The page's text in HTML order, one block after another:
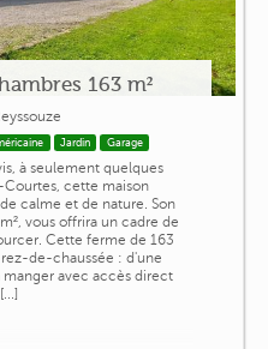
163 m²
Jardin Garage
à seulement quelques
cette maison
calme et de nature. Son
vous offrira un cadre de
Cette ferme de 163
de-chaussée : d'une
avec accès direct